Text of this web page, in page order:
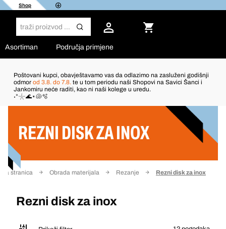
Shop
Asortiman Područja primjene
Poštovani kupci, obavještavamo vas da odlazimo na zasluženi godišnji
odmor od 3.8. do 7.8. te u tom periodu naši Shopovi na Savici Šanci i
Jankomiru neće raditi, kao ni naši kolege u uredu.
˖°𓇼🌊⋆🐚🫧
REZNI DISK ZA INOX
stranica Obrada materijala Rezanje Rezni disk za inox
Rezni disk za inox
Filter